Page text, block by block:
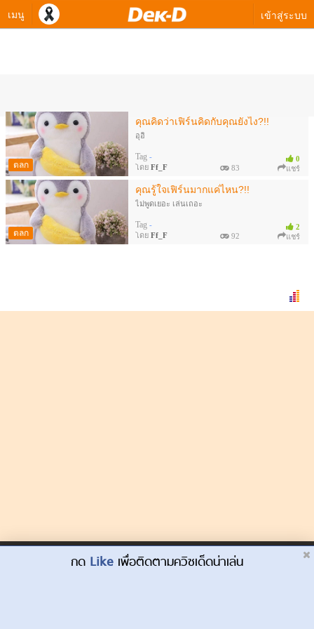
เมนู เข้าสู่ระบบ
Dek-D.com ใช้คุกกี้เพื่อพัฒนาประสบการณ์ของ
ตลก
คุณคิดว่าเฟิร์นคิดกับคุณยังไง?!!
0
อุอิ
Tag -
โดย Ff_F 83 แชร์
ตลก
คุณรู้ใจเฟิร์นมากแค่ไหน?!!
2
ไม่พูดเยอะ เล่นเถอะ
Tag -
โดย Ff_F 92 แชร์
กด Like เพื่อติดตามควิซเด็ดน่าเล่น